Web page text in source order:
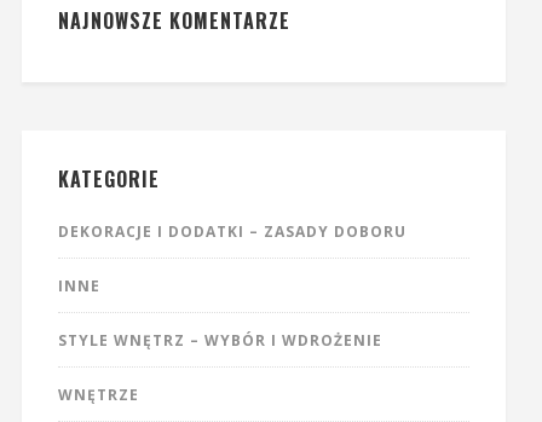
NAJNOWSZE KOMENTARZE
KATEGORIE
DEKORACJE I DODATKI – ZASADY DOBORU
INNE
STYLE WNĘTRZ – WYBÓR I WDROŻENIE
WNĘTRZE